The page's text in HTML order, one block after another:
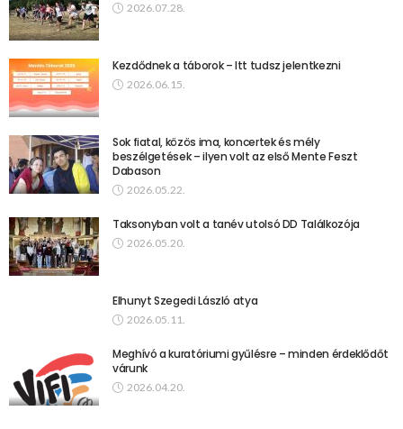
2026.07.28.
Kezdődnek a táborok – Itt tudsz jelentkezni
2026.06.15.
Sok fiatal, közös ima, koncertek és mély
beszélgetések – ilyen volt az első Mente Feszt
Dabason
2026.05.22.
Taksonyban volt a tanév utolsó DD Találkozója
2026.05.20.
Elhunyt Szegedi László atya
2026.05.11.
Meghívó a kuratóriumi gyűlésre – minden érdeklődőt
várunk
2026.04.20.